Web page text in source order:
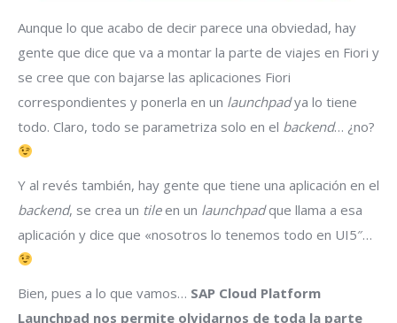
Aunque lo que acabo de decir parece una obviedad, hay
gente que dice que va a montar la parte de viajes en Fiori y
se cree que con bajarse las aplicaciones Fiori
correspondientes y ponerla en un launchpadya lo tiene
todo. Claro, todo se parametriza solo en el backend… ¿no?
Y al revés también, hay gente que tiene una aplicación en el
backend, se crea un tileen un launchpadque llama a esa
aplicación y dice que «nosotros lo tenemos todo en UI5″…
Bien, pues a lo que vamos… SAP Cloud Platform
Launchpad nos permite olvidarnos de toda la parte